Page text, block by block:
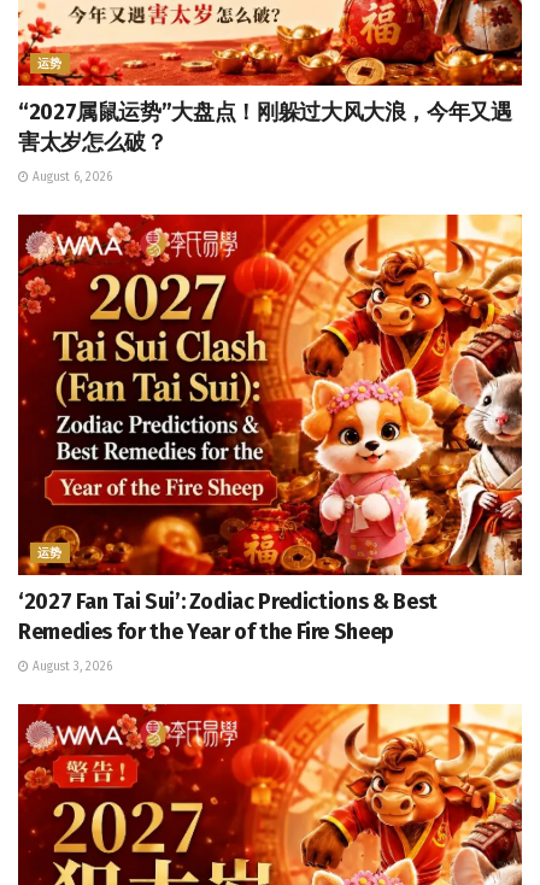
运势
“2027属鼠运势”大盘点！刚躲过大风大浪，今年又遇
害太岁怎么破？
August 6, 2026
运势
‘2027 Fan Tai Sui’: Zodiac Predictions & Best
Remedies for the Year of the Fire Sheep
August 3, 2026